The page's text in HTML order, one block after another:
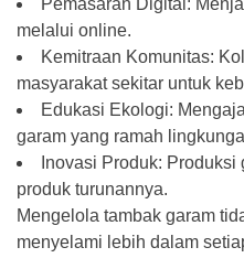
Pemasaran Digital:
melalui online.
Kemitraan Komunitas:
masyarakat sekitar untuk
Edukasi Ekologi:
garam yang ramah
Inovasi Produk:
produk turunannya.
Mengelola tambak garam
menyelami lebih dalam